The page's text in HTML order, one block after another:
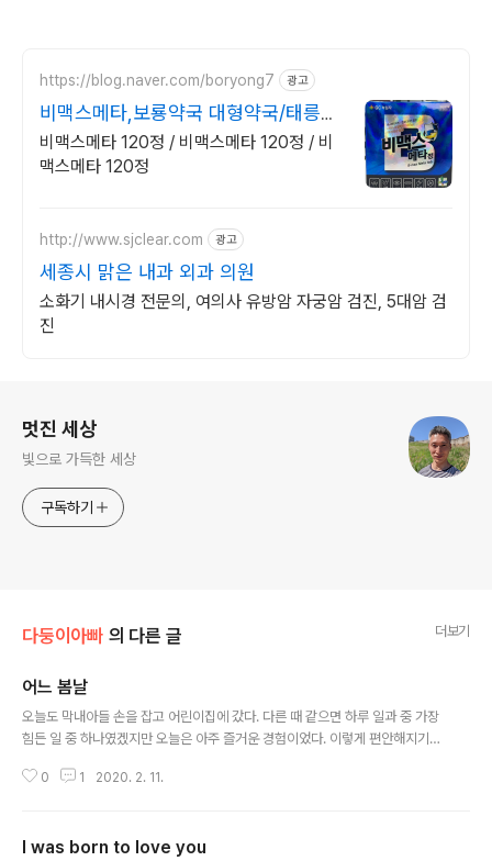
https://blog.naver.com/boryong7 광고
비맥스메타,보룡약국 대형약국/태릉입
구,육사 근처
비맥스메타 120정 / 비맥스메타 120정 / 비
맥스메타 120정
http://www.sjclear.com 광고
세종시 맑은 내과 외과 의원
소화기 내시경 전문의, 여의사 유방암 자궁암 검진, 5대암 검
진
멋진 세상
빛으로 가득한 세상
구독하기
다둥이아빠 의 다른 글 더보기
어느 봄날
오늘도 막내아들 손을 잡고 어린이집에 갔다. 다른 때 같으면 하루 일과 중 가장
힘든 일 중 하나였겠지만 오늘은 아주 즐거운 경험이었다. 이렇게 편안해지기까
나이 먹는다고 계속 키 크는 건 아니죠?" "응" "그럼 얼마만큼 커요?" "니가 크
한다. "아빠보다 더 클 수도 있어." 엄청 새로운 사실이었는지 아들 눈이 잠깐 커
0 1 2020. 2. 11.
I was born to love you